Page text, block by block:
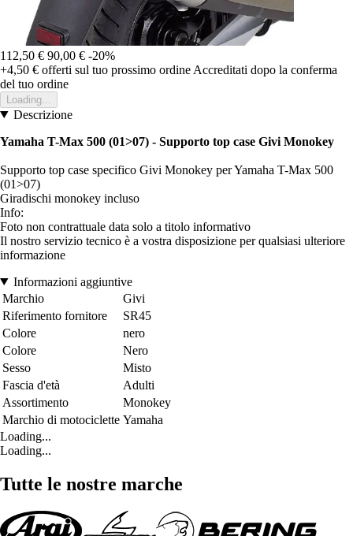
112,50 € 90,00 € -20%
+4,50 € offerti sul tuo prossimo ordine Accreditati dopo la conferma
del tuo ordine
Loading...
Descrizione
Yamaha T-Max 500 (01>07) - Supporto top case Givi Monokey
Supporto top case specifico Givi Monokey per Yamaha T-Max 500
(01>07)
Giradischi monokey incluso
Info:
Foto non contrattuale data solo a titolo informativo
Il nostro servizio tecnico è a vostra disposizione per qualsiasi ulteriore
informazione
Informazioni aggiuntive
Marchio
Givi
Riferimento fornitore
SR45
Colore
nero
Colore
Nero
Sesso
Misto
Fascia d'età
Adulti
Assortimento
Monokey
Marchio di motociclette Yamaha
Loading...
Loading...
Tutte le nostre marche